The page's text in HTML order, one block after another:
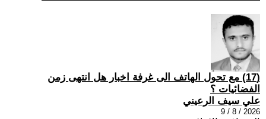
(17) مع تحول الهاتف الى غرفة اخبار هل انتهى زمن
الفضائيات ؟
علي سيف الرعيني
2026 / 8 / 9